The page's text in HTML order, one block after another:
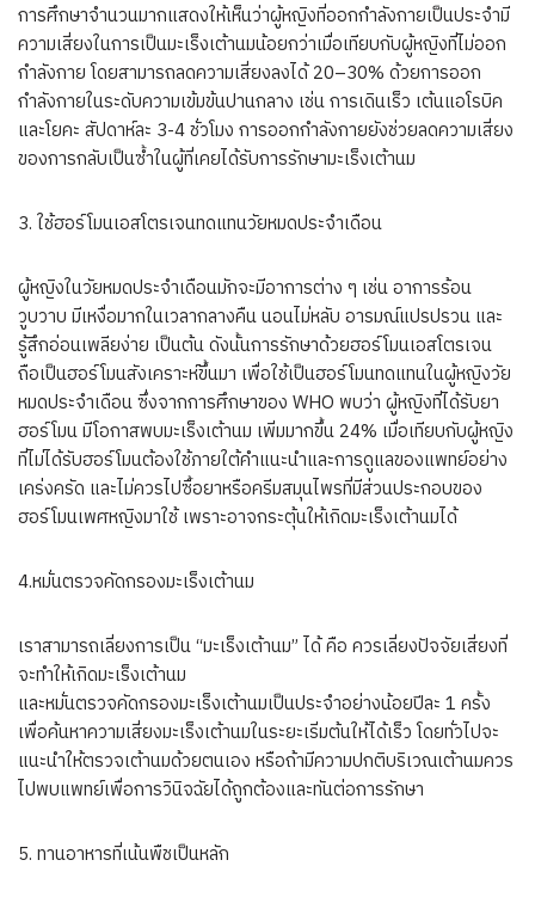
การศึกษาจำนวนมากแสดงให้เห็นว่าผู้หญิงที่ออกกำลังกายเป็นประจำมี
ความเสี่ยงในการเป็นมะเร็งเต้านมน้อยกว่าเมื่อเทียบกับผู้หญิงที่ไม่ออก
กำลังกาย โดยสามารถลดความเสี่ยงลงได้ 20–30% ด้วยการออก
กำลังกายในระดับความเข้มข้นปานกลาง เช่น การเดินเร็ว เต้นแอโรบิค
และโยคะ สัปดาห์ละ 3-4 ชั่วโมง การออกกำลังกายยังช่วยลดความเสี่ยง
ของการกลับเป็นซ้ำในผู้ที่เคยได้รับการรักษามะเร็งเต้านม
3. ใช้ฮอร์โมนเอสโตรเจนทดแทนวัยหมดประจำเดือน
ผู้หญิงในวัยหมดประจำเดือนมักจะมีอาการต่าง ๆ เช่น อาการร้อน
วูบวาบ มีเหงื่อมากในเวลากลางคืน นอนไม่หลับ อารมณ์แปรปรวน และ
รู้สึกอ่อนเพลียง่าย เป็นต้น ดังนั้นการรักษาด้วยฮอร์โมนเอสโตรเจน
ถือเป็นฮอร์โมนสังเคราะห์ขึ้นมา เพื่อใช้เป็นฮอร์โมนทดแทนในผู้หญิงวัย
หมดประจำเดือน ซึ่งจากการศึกษาของ WHO พบว่า ผู้หญิงที่ได้รับยา
ฮอร์โมน มีโอกาสพบมะเร็งเต้านม เพิ่มมากขึ้น 24% เมื่อเทียบกับผู้หญิง
ที่ไม่ได้รับฮอร์โมนต้องใช้ภายใต้คำแนะนำและการดูแลของแพทย์อย่าง
เคร่งครัด และไม่ควรไปซื้อยาหรือครีมสมุนไพรที่มีส่วนประกอบของ
ฮอร์โมนเพศหญิงมาใช้ เพราะอาจกระตุ้นให้เกิดมะเร็งเต้านมได้
4.หมั่นตรวจคัดกรองมะเร็งเต้านม
เราสามารถเลี่ยงการเป็น “มะเร็งเต้านม” ได้ คือ ควรเลี่ยงปัจจัยเสี่ยงที่
จะทำให้เกิดมะเร็งเต้านม
และหมั่นตรวจคัดกรองมะเร็งเต้านมเป็นประจำอย่างน้อยปีละ 1 ครั้ง
เพื่อค้นหาความเสี่ยงมะเร็งเต้านมในระยะเริ่มต้นให้ได้เร็ว โดยทั่วไปจะ
แนะนำให้ตรวจเต้านมด้วยตนเอง หรือถ้ามีความปกติบริเวณเต้านมควร
ไปพบแพทย์เพื่อการวินิจฉัยได้ถูกต้องและทันต่อการรักษา
5. ทานอาหารที่เน้นพืชเป็นหลัก